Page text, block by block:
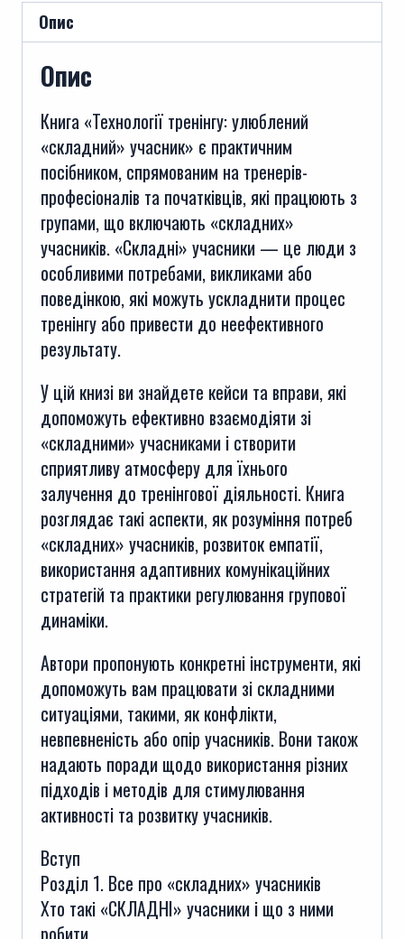
-
Книга
м'яка
обкладинка
кількість
Опис
Опис
Книга «Технології тренінгу: улюблений
«складний» учасник» є практичним
посібником, спрямованим на тренерів-
професіоналів та початківців, які працюють з
групами, що включають «складних»
учасників. «Складні» учасники — це люди з
особливими потребами, викликами або
поведінкою, які можуть ускладнити процес
тренінгу або привести до неефективного
результату.
У цій книзі ви знайдете кейси та вправи, які
допоможуть ефективно взаємодіяти зі
«складними» учасниками і створити
сприятливу атмосферу для їхнього
залучення до тренінгової діяльності. Книга
розглядає такі аспекти, як розуміння потреб
«складних» учасників, розвиток емпатії,
використання адаптивних комунікаційних
стратегій та практики регулювання групової
динаміки.
Автори пропонують конкретні інструменти, які
допоможуть вам працювати зі складними
ситуаціями, такими, як конфлікти,
невпевненість або опір учасників. Вони також
надають поради щодо використання різних
підходів і методів для стимулювання
активності та розвитку учасників.
Вступ
Розділ 1. Все про «складних» учасників
Хто такі «СКЛАДНІ» учасники і що з ними
робити